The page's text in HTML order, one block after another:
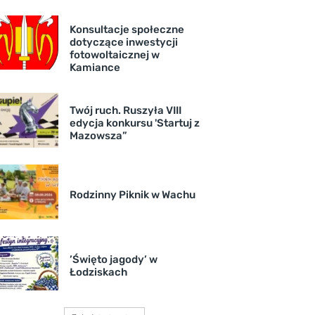
Konsultacje społeczne
dotyczące inwestycji
fotowoltaicznej w
Kamiance
Twój ruch. Ruszyła VIII
edycja konkursu 'Startuj z
Mazowsza”
Rodzinny Piknik w Wachu
’Święto jagody’ w
Łodziskach